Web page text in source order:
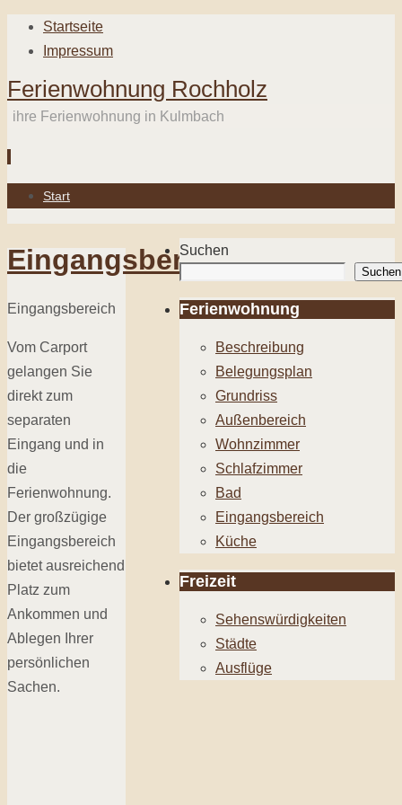
Startseite
Impressum
Ferienwohnung Rochholz
ihre Ferienwohnung in Kulmbach
Zum
Start
Eingangsbereich
Eingangsbereich
Vom Carport
gelangen Sie
direkt zum
separaten
Eingang und in
die
Ferienwohnung.
Der großzügige
Eingangsbereich
bietet ausreichend
Platz zum
Ankommen und
Ablegen Ihrer
persönlichen
Sachen.
Suchen
Suchen
Ferienwohnung
Beschreibung
Belegungsplan
Grundriss
Außenbereich
Wohnzimmer
Schlafzimmer
Bad
Eingangsbereich
Küche
Freizeit
Sehenswürdigkeiten
Städte
Ausflüge